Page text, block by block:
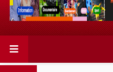
Retrouvez votre chaîne
CANAL+ 36 . Fandaharam-
anareo!